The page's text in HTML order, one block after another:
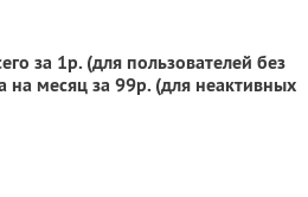
за 1р. (для пользователей без
на месяц за 99р. (для неактивных